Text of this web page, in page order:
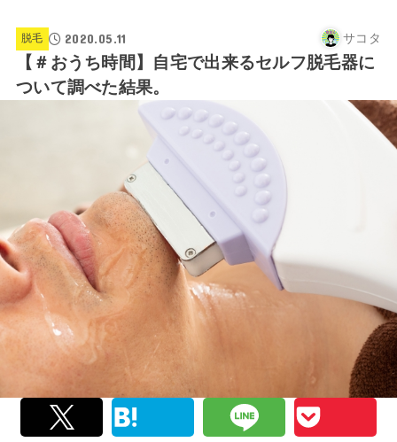
脱毛 2020.05.11 サコタ
【＃おうち時間】自宅で出来るセルフ脱毛器に
ついて調べた結果。